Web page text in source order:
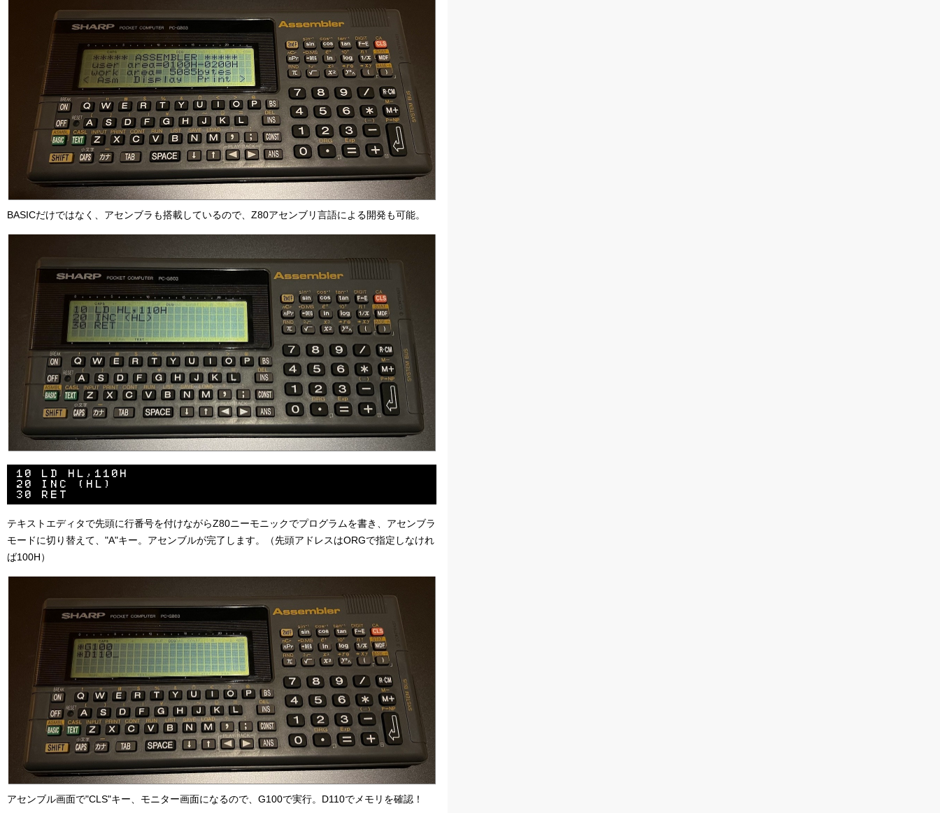
BASICだけではなく、アセンブラも搭載しているので、Z80アセンブリ言語による開発も可能。
10 LD HL,110H
20 INC (HL)
テキストエディタで先頭に行番号を付けながらZ80ニーモニックでプログラムを書き、アセンブラ
モードに切り替えて、"A"キー。アセンブルが完了します。（先頭アドレスはORGで指定しなけれ
ば100H）
アセンブル画面で"CLS"キー、モニター画面になるので、G100で実行。D110でメモリを確認！